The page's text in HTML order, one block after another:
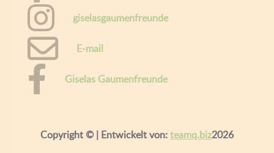
giselasgaumenfreunde
E-mail
Giselas Gaumenfreunde
Copyright © | Entwickelt von:teamq.biz2026